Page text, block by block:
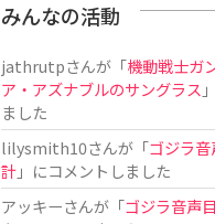
みんなの活動
jathrutpさんが「機動戦士ガ
ア・アズナブルのサングラス
ました
lilysmith10さんが「ゴジラ
計」にコメントしました
アッキーさんが「ゴジラ音声